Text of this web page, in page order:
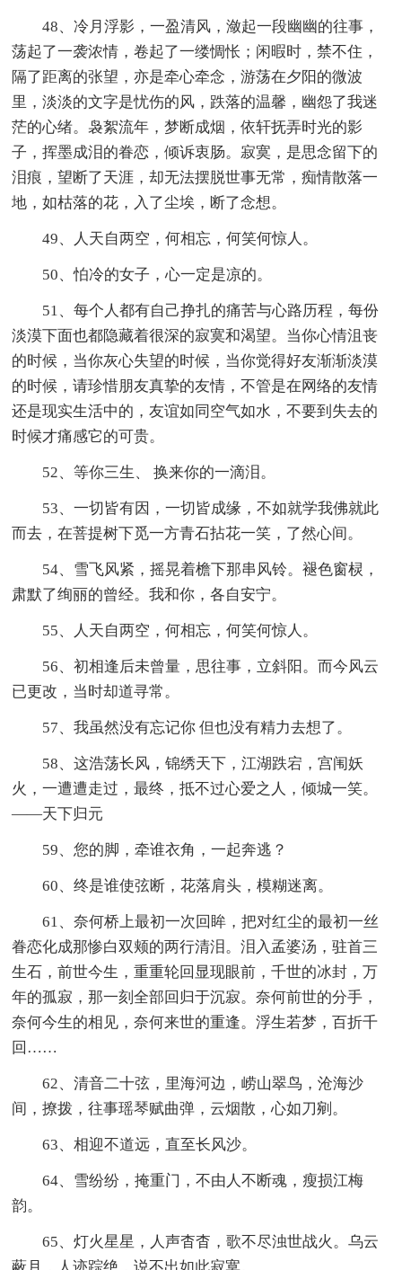
48、冷月浮影，一盈清风，潋起一段幽幽的往事，
荡起了一袭浓情，卷起了一缕惆怅；闲暇时，禁不住，
隔了距离的张望，亦是牵心牵念，游荡在夕阳的微波
里，淡淡的文字是忧伤的风，跌落的温馨，幽怨了我迷
茫的心绪。袅絮流年，梦断成烟，依轩抚弄时光的影
子，挥墨成泪的眷恋，倾诉衷肠。寂寞，是思念留下的
泪痕，望断了天涯，却无法摆脱世事无常，痴情散落一
地，如枯落的花，入了尘埃，断了念想。
49、人天自两空，何相忘，何笑何惊人。
50、怕冷的女子，心一定是凉的。
51、每个人都有自己挣扎的痛苦与心路历程，每份
淡漠下面也都隐藏着很深的寂寞和渴望。当你心情沮丧
的时候，当你灰心失望的时候，当你觉得好友渐渐淡漠
的时候，请珍惜朋友真挚的友情，不管是在网络的友情
还是现实生活中的，友谊如同空气如水，不要到失去的
时候才痛感它的可贵。
52、等你三生、 换来你的一滴泪。
53、一切皆有因，一切皆成缘，不如就学我佛就此
而去，在菩提树下觅一方青石拈花一笑，了然心间。
54、雪飞风紧，摇晃着檐下那串风铃。褪色窗棂，
肃默了绚丽的曾经。我和你，各自安宁。
55、人天自两空，何相忘，何笑何惊人。
56、初相逢后未曾量，思往事，立斜阳。而今风云
已更改，当时却道寻常。
57、我虽然没有忘记你 但也没有精力去想了。
58、这浩荡长风，锦绣天下，江湖跌宕，宫闱妖
火，一遭遭走过，最终，抵不过心爱之人，倾城一笑。
――天下归元
59、您的脚，牵谁衣角，一起奔逃？
60、终是谁使弦断，花落肩头，模糊迷离。
61、奈何桥上最初一次回眸，把对红尘的最初一丝
眷恋化成那惨白双颊的两行清泪。泪入孟婆汤，驻首三
生石，前世今生，重重轮回显现眼前，千世的冰封，万
年的孤寂，那一刻全部回归于沉寂。奈何前世的分手，
奈何今生的相见，奈何来世的重逢。浮生若梦，百折千
回……
62、清音二十弦，里海河边，崂山翠鸟，沧海沙
间，撩拨，往事瑶琴赋曲弹，云烟散，心如刀剜。
63、相迎不道远，直至长风沙。
64、雪纷纷，掩重门，不由人不断魂，瘦损江梅
韵。
65、灯火星星，人声杳杳，歌不尽浊世战火。乌云